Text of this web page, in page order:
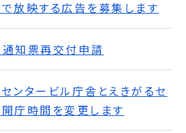
放映する広告を募集します
知票再交付申請
ンタービル庁舎とえきがるセ
庁時間を変更します